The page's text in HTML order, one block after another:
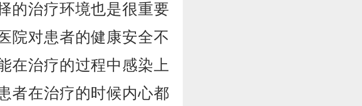
的治疗环境也是很重要
院对患者的健康安全不
在治疗的过程中感染上
者在治疗的时候内心都